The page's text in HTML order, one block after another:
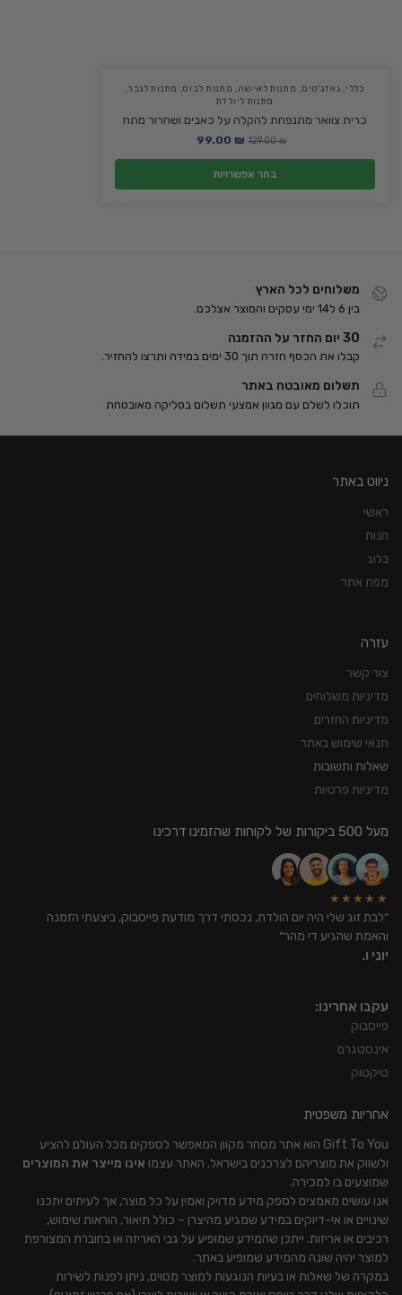
כללי, גאדג'טים, מתנות לאישה, מתנות לבוס, מתנות לגבר,
מתנות ליולדת
כרית צוואר מתנפחת להקלה על כאבים ושחרור מתח
129.00₪
99.00 ₪
בחר אפשרויות
משלוחים לכל הארץ
בין 6 ל14 ימי עסקים והמוצר אצלכם.
30 יום החזר על ההזמנה
קבלו את הכסף חזרה תוך 30 ימים במידה ותרצו להחזיר.
תשלום מאובטח באתר
תוכלו לשלם עם מגוון אמצעי תשלום בסליקה מאובטחת
ניווט באתר
ראשי
חנות
בלוג
מפת אתר
עזרה
צור קשר
מדיניות משלוחים
מדיניות החזרים
תנאי שימוש באתר
שאלות ותשובות
מדיניות פרטיות
מעל 500 ביקורות של לקוחות שהזמינו דרכינו
★★★★★
״לבת זוג שלי היה יום הולדת, נכסתי דרך מודעת פייסבוק, ביצעתי הזמנה
והאמת שהגיע די מהר״
יוני ו.
עקבו אחרינו:
פייסבוק
אינסטגרם
טיקטוק
אחריות משפטית
Gift To You הוא אתר מסחר מקוון המאפשר לספקים מכל העולם להציע
ולשווק את מוצריהם לצרכנים בישראל. האתר עצמו אינו מייצר את המוצרים
שמוצעים בו למכירה.
אנו עושים מאמצים לספק מידע מדויק ואמין על כל מוצר, אך לעיתים יתכנו
שינויים או אי-דיוקים במידע שמגיע מהיצרן – כולל תיאור, הוראות שימוש,
רכיבים או אריזות. ייתכן שהמידע שמופיע על גבי האריזה או בחוברת המצורפת
למוצר יהיה שונה מהמידע שמופיע באתר.
במקרה של שאלות או בעיות הנוגעות למוצר מסוים, ניתן לפנות לשירות